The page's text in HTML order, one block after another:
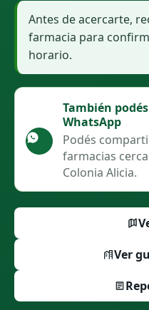
Antes de acercarte,
farmacia para
horario.
También
WhatsApp
Podés
farmacias
Colonia Alicia.
Ver